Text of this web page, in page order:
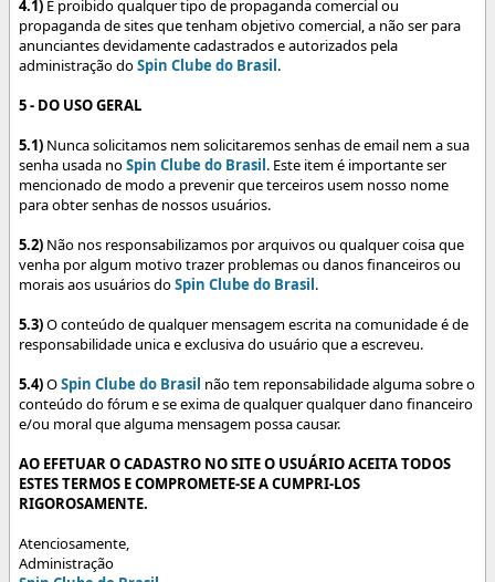
4.1) É proibido qualquer tipo de propaganda comercial ou
propaganda de sites que tenham objetivo comercial, a não ser para
anunciantes devidamente cadastrados e autorizados pela
administração doSpin Clube do Brasil.
5 - DO USO GERAL
5.1) Nunca solicitamos nem solicitaremos senhas de email nem a sua
senha usada noSpin Clube do Brasil. Este item é importante ser
mencionado de modo a prevenir que terceiros usem nosso nome
para obter senhas de nossos usuários.
5.2) Não nos responsabilizamos por arquivos ou qualquer coisa que
venha por algum motivo trazer problemas ou danos financeiros ou
morais aos usuários doSpin Clube do Brasil.
5.3)O conteúdo de qualquer mensagem escrita na comunidade é de
responsabilidade unica e exclusiva do usuário que a escreveu.
5.4)OSpin Clube do Brasil não tem reponsabilidade alguma sobre o
conteúdo do fórum e se exima de qualquer qualquer dano financeiro
e/ou moral que alguma mensagem possa causar.
AO EFETUAR O CADASTRO NO SITE O USUÁRIO ACEITA TODOS
ESTES TERMOS E COMPROMETE-SE A CUMPRI-LOS
RIGOROSAMENTE.
Atenciosamente,
Administração